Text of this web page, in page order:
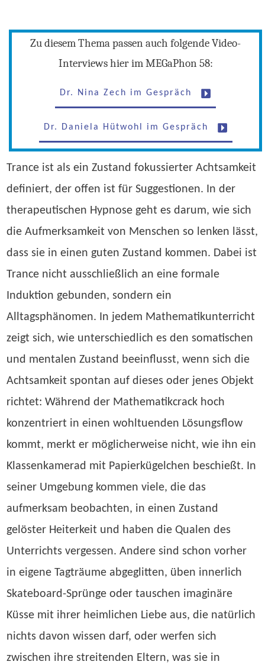
Zu diesem Thema passen auch folgende Video-
Interviews hier im MEGaPhon 58:
Dr. Nina Zech im Gespräch
Dr. Daniela Hütwohl im Gespräch
Trance ist als ein Zustand fokussierter Achtsamkeit
definiert, der offen ist für Suggestionen. In der
therapeutischen Hypnose geht es darum, wie sich
die Aufmerksamkeit von Menschen so lenken lässt,
dass sie in einen guten Zustand kommen. Dabei ist
Trance nicht ausschließlich an eine formale
Induktion gebunden, sondern ein
Alltagsphänomen. In jedem Mathematikunterricht
zeigt sich, wie unterschiedlich es den somatischen
und mentalen Zustand beeinflusst, wenn sich die
Achtsamkeit spontan auf dieses oder jenes Objekt
richtet: Während der Mathematikcrack hoch
konzentriert in einen wohltuenden Lösungsflow
kommt, merkt er möglicherweise nicht, wie ihn ein
Klassenkamerad mit Papierkügelchen beschießt. In
seiner Umgebung kommen viele, die das
aufmerksam beobachten, in einen Zustand
gelöster Heiterkeit und haben die Qualen des
Unterrichts vergessen. Andere sind schon vorher
in eigene Tagträume abgeglitten, üben innerlich
Skateboard-Sprünge oder tauschen imaginäre
Küsse mit ihrer heimlichen Liebe aus, die natürlich
nichts davon wissen darf, oder werfen sich
zwischen ihre streitenden Eltern, was sie in